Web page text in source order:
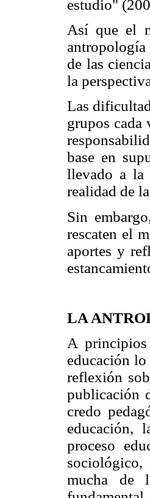
estudio"
Así que el
antropología
de las
la
Las
grupos cada
base en
llevado a la
realidad de
Sin
rescaten el
aportes y
LA
A
educación
reflexión
publicación
credo
educación,
proceso
mucha de